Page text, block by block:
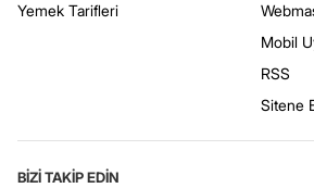
Yemek Tarifleri
Mobil
RSS
Sitene
BİZİ TAKİP EDİN